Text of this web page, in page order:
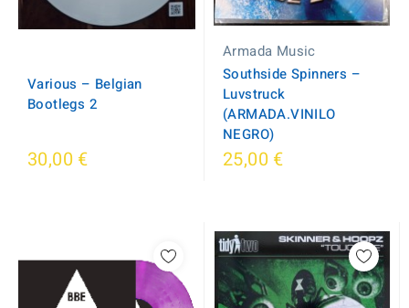
Various ‎– Belgian
Bootlegs 2
30,00 €
Armada Music
Southside Spinners ‎–
Luvstruck
(ARMADA.VINILO
NEGRO)
25,00 €